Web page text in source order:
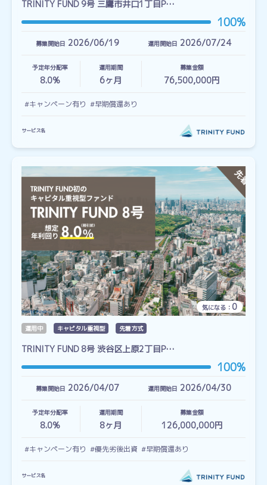
TRINITY FUND 9号 三鷹市井口1丁目P…
100%
募集開始日 2026/06/19 運用開始日 2026/07/24
予定年分配率
8.0%
運用期間
6ヶ月
募集金額
76,500,000円
#キャンペーン有り #早期償還あり
サービス名
気になる： 0
運用中 キャピタル重視型 先着方式
TRINITY FUND 8号 渋谷区上原2丁目P…
100%
募集開始日 2026/04/07 運用開始日 2026/04/30
予定年分配率
8.0%
運用期間
8ヶ月
募集金額
126,000,000円
#キャンペーン有り #優先劣後出資 #早期償還あり
サービス名